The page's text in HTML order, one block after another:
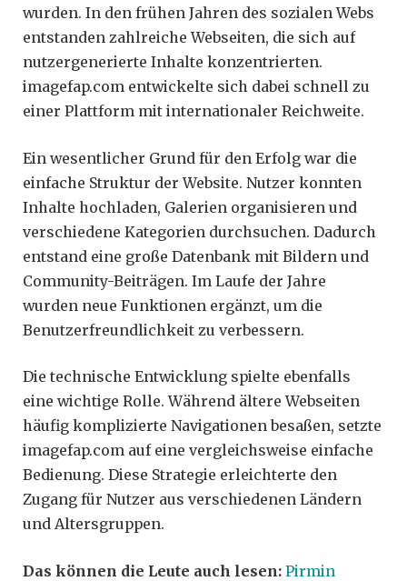
wurden. In den frühen Jahren des sozialen Webs
entstanden zahlreiche Webseiten, die sich auf
nutzergenerierte Inhalte konzentrierten.
imagefap.com entwickelte sich dabei schnell zu
einer Plattform mit internationaler Reichweite.
Ein wesentlicher Grund für den Erfolg war die
einfache Struktur der Website. Nutzer konnten
Inhalte hochladen, Galerien organisieren und
verschiedene Kategorien durchsuchen. Dadurch
entstand eine große Datenbank mit Bildern und
Community-Beiträgen. Im Laufe der Jahre
wurden neue Funktionen ergänzt, um die
Benutzerfreundlichkeit zu verbessern.
Die technische Entwicklung spielte ebenfalls
eine wichtige Rolle. Während ältere Webseiten
häufig komplizierte Navigationen besaßen, setzte
imagefap.com auf eine vergleichsweise einfache
Bedienung. Diese Strategie erleichterte den
Zugang für Nutzer aus verschiedenen Ländern
und Altersgruppen.
Das können die Leute auch lesen: Pirmin